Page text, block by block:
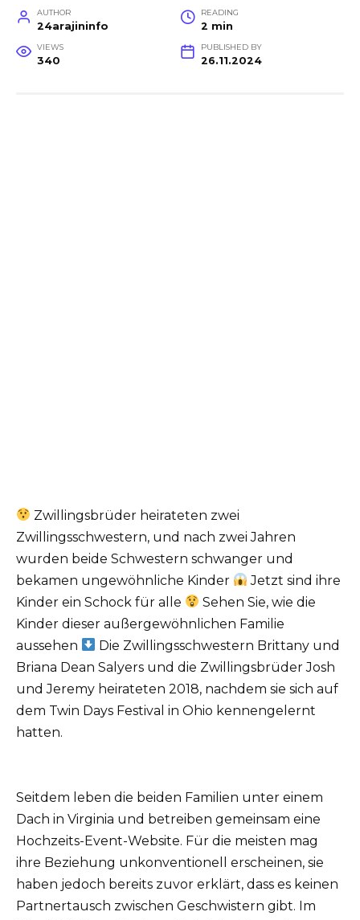
AUTHOR
24arajininfo
READING
2 min
VIEWS
340
PUBLISHED BY
26.11.2024
Zwillingsbrüder heirateten zwei
Zwillingsschwestern, und nach zwei Jahren
wurden beide Schwestern schwanger und
bekamen ungewöhnliche Kinder
Jetzt sind ihre
Kinder ein Schock für alle
Sehen Sie, wie die
Kinder dieser außergewöhnlichen Familie
aussehen
Die Zwillingsschwestern Brittany und
Briana Dean Salyers und die Zwillingsbrüder Josh
und Jeremy heirateten 2018, nachdem sie sich auf
dem Twin Days Festival in Ohio kennengelernt
hatten.
Seitdem leben die beiden Familien unter einem
Dach in Virginia und betreiben gemeinsam eine
Hochzeits-Event-Website. Für die meisten mag
ihre Beziehung unkonventionell erscheinen, sie
haben jedoch bereits zuvor erklärt, dass es keinen
Partnertausch zwischen Geschwistern gibt. Im